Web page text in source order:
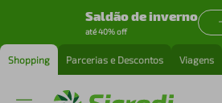
Saldão de inverno
até 40% off
Shopping Parcerias e Descontos Viagens